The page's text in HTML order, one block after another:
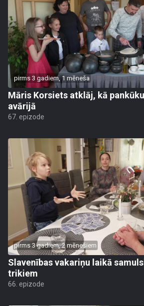
pirms 3 gadiem, 1 mēneša
Māris Korsiets atklāj, kā
avārijā
67. epizode
pirms 3 gadiem, 2 mēnešiem
Slavenības vakariņu laikā
trikiem
66. epizode